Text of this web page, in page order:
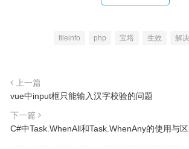
fileinfo php 宝塔 生效 解
上一篇
vue中input框只能输入汉字校验的问题
下一篇
C#中Task.WhenAll和Task.WhenAny的使用与